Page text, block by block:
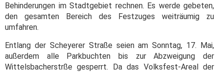
Behinderungen im Stadtgebiet rechnen. Es werde gebeten,
den gesamten Bereich des Festzuges weiträumig zu
umfahren.
Entlang der Scheyerer Straße seien am Sonntag, 17. Mai,
außerdem alle Parkbuchten bis zur Abzweigung der
Wittelsbacherstrße gesperrt. Da das Volksfest-Areal der